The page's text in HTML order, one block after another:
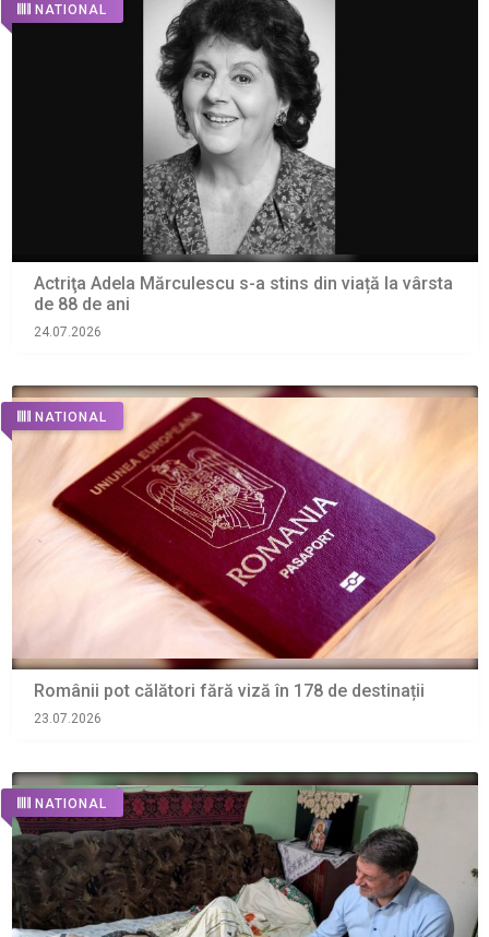
NATIONAL
Actriţa Adela Mărculescu s-a stins din viață la vârsta
de 88 de ani
24.07.2026
NATIONAL
Românii pot călători fără viză în 178 de destinații
23.07.2026
NATIONAL